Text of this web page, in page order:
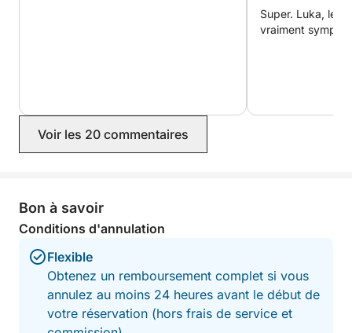
Super. Luka, le
vraiment sympa.
Voir les 20 commentaires
Bon à savoir
Conditions d'annulation
Flexible
Obtenez un remboursement complet si vous
annulez au moins 24 heures avant le début de
votre réservation (hors frais de service et